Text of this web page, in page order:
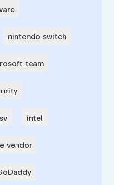
nintendo switch
team
intel
vendor